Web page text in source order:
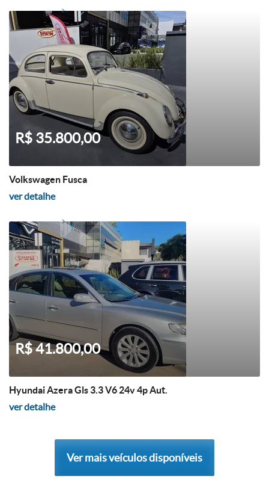
R$ 35.800,00
Volkswagen Fusca
ver detalhe
R$ 41.800,00
Hyundai Azera Gls 3.3 V6 24v 4p Aut.
ver detalhe
Ver mais veículos disponíveis